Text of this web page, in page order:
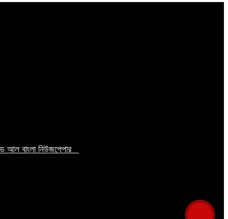
আল বাংলা নিউজপেপার